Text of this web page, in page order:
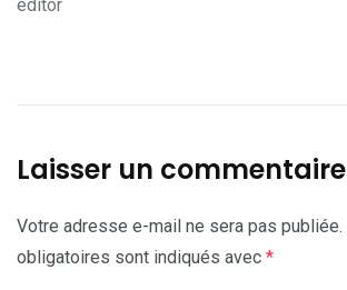
editor
Laisser un commentaire
Votre adresse e-mail ne sera pas publiée.
obligatoires sont indiqués avec *